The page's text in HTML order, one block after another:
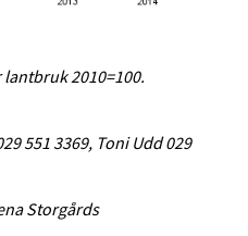
2010=100.
551 3369, Toni Udd 029
Storgårds